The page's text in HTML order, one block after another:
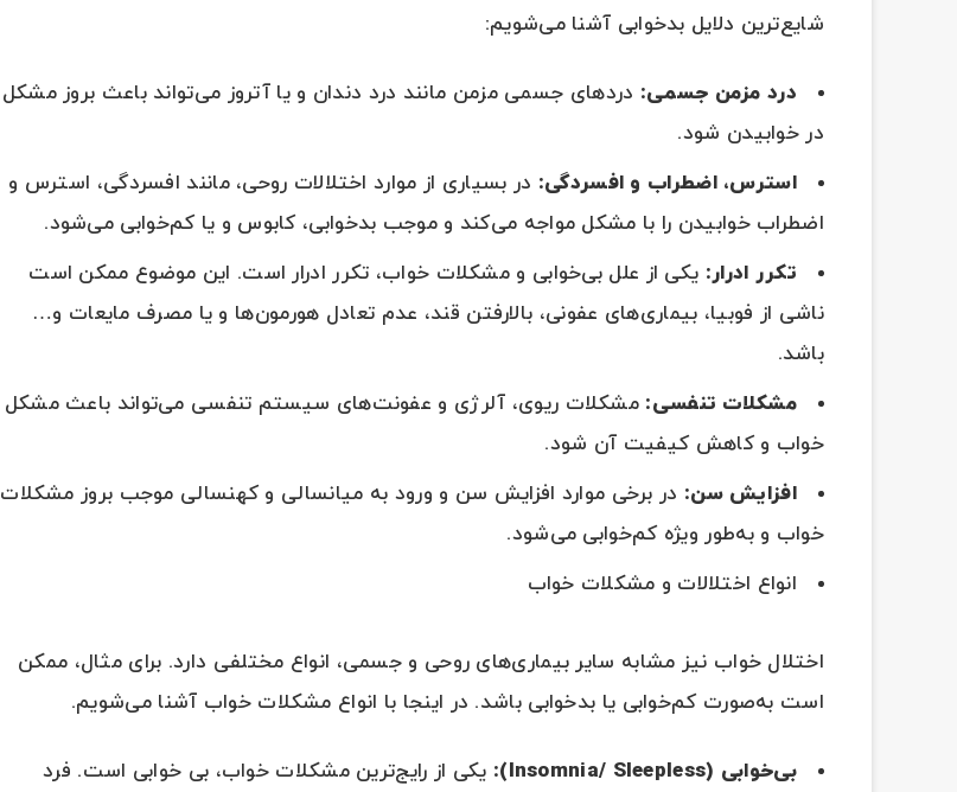
شایع‌ترین دلایل بدخوابی آشنا می‌شویم:
درد مزمن جسمی: دردهای جسمی مزمن مانند درد دندان و یا آتروز می‌تواند باعث بروز مشکل
در خوابیدن شود.
استرس، اضطراب و افسردگی: در بسیاری از موارد اختلالات روحی، مانند افسردگی، استرس و
اضطراب خوابیدن را با مشکل مواجه می‌کند و موجب بدخوابی، کابوس و یا کم‌خوابی می‌شود.
تکرر ادرار: یکی از علل بی‌خوابی و مشکلات خواب، تکرر ادرار است. این موضوع ممکن است
ناشی از فوبیا، بیماری‌های عفونی، بالارفتن قند، عدم تعادل هورمون‌ها و یا مصرف مایعات و…
باشد.
مشکلات تنفسی: مشکلات ریوی، آلرژی و عفونت‌های سیستم تنفسی می‌تواند باعث مشکل
خواب و کاهش کیفیت آن شود.
افزایش سن: در برخی موارد افزایش سن و ورود به میانسالی و کهنسالی موجب بروز مشکلات
خواب و به‌طور ویژه کم‌خوابی می‌شود.
انواع اختلالات و مشکلات خواب
اختلال خواب نیز مشابه سایر بیماری‌های روحی و جسمی، انواع مختلفی دارد. برای مثال، ممکن
است به‌صورت کم‌خوابی یا بدخوابی باشد. در اینجا با انواع مشکلات خواب آشنا می‌شویم.
بی‌خوابی (Insomnia/ Sleepless
): یکی از رایج‌ترین مشکلات خواب، بی خوابی است. فرد